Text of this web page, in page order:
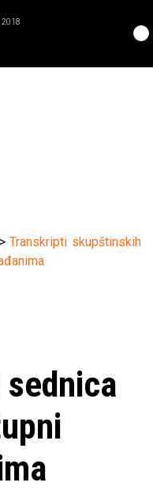
2018
>Transkripti skupštinskih